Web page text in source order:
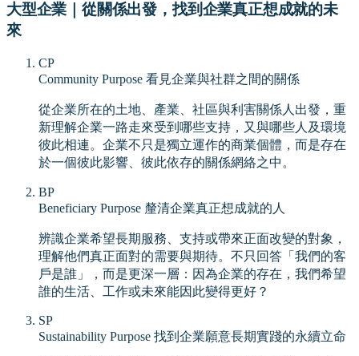
大型企業｜從關係出發，找到企業真正想成就的未
來
CP
Community Purpose 看見企業與社群之間的關係
從企業所在的土地、產業、社區與利害關係人出發，重
新理解企業一路走來受到哪些支持，又與哪些人及環境
彼此相連。企業不只是獨立運作的商業個體，而是存在
於一個彼此影響、彼此依存的關係網絡之中。
BP
Beneficiary Purpose 釐清企業真正想成就的人
辨識企業希望長期服務、支持或帶來正面改變的對象，
理解他們真正面對的需要與期待。不只回答「我們的客
戶是誰」，而是更深一層：因為企業的存在，我們希望
誰的生活、工作或未來能因此變得更好？
SP
Sustainability Purpose 找到企業願意長期實踐的永續立命